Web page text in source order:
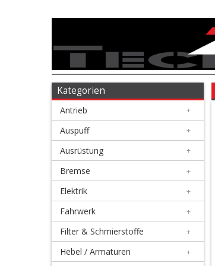
Antrieb
Auspuff
Ausrüstung
Bremse
Elektrik
Fahrwerk
Kategorien
Antrieb +
Auspuff +
Ausrüstung +
Bremse +
Elektrik +
Fahrwerk +
Filter & Schmierstoffe +
Hebel / Armaturen +